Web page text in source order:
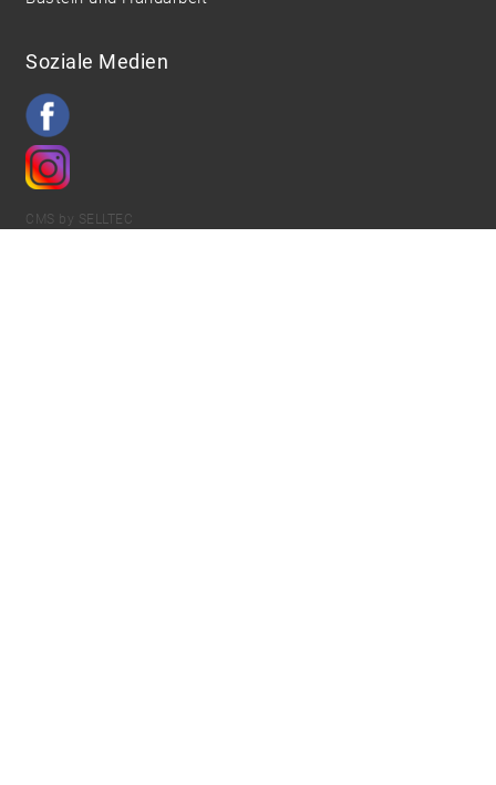
Soziale Medien
CMS by SELLTEC